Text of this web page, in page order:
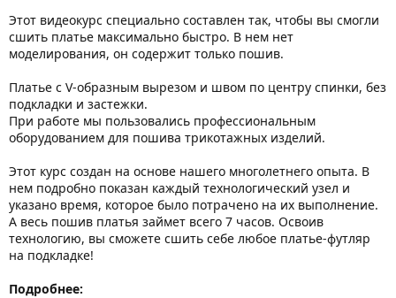
Этот видеокурс специально составлен так, чтобы вы смогли
сшить платье максимально быстро. В нем нет
моделирования, он содержит только пошив.
Платье с V-образным вырезом и швом по центру спинки, без
подкладки и застежки.
При работе мы пользовались профессиональным
оборудованием для пошива трикотажных изделий.
Этот курс создан на основе нашего многолетнего опыта. В
нем подробно показан каждый технологический узел и
указано время, которое было потрачено на их выполнение.
А весь пошив платья займет всего 7 часов. Освоив
технологию, вы сможете сшить себе любое платье-футляр
на подкладке!
Подробнее: